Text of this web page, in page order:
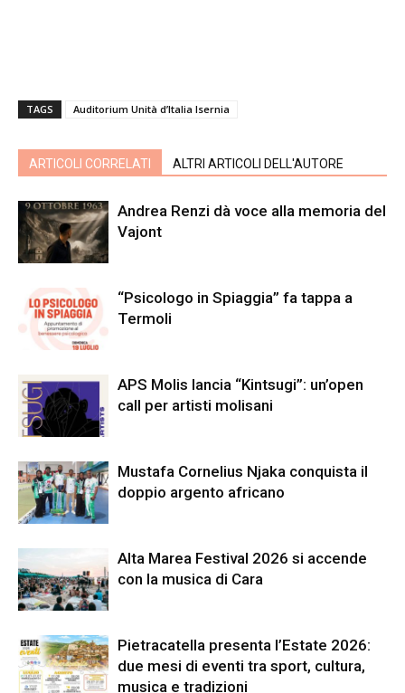
TAGS Auditorium Unità d’Italia Isernia
ARTICOLI CORRELATI ALTRI ARTICOLI DELL'AUTORE
Andrea Renzi dà voce alla memoria del
Vajont
“Psicologo in Spiaggia” fa tappa a
Termoli
APS Molis lancia “Kintsugi”: un’open
call per artisti molisani
Mustafa Cornelius Njaka conquista il
doppio argento africano
Alta Marea Festival 2026 si accende
con la musica di Cara
Pietracatella presenta l’Estate 2026:
due mesi di eventi tra sport, cultura,
musica e tradizioni